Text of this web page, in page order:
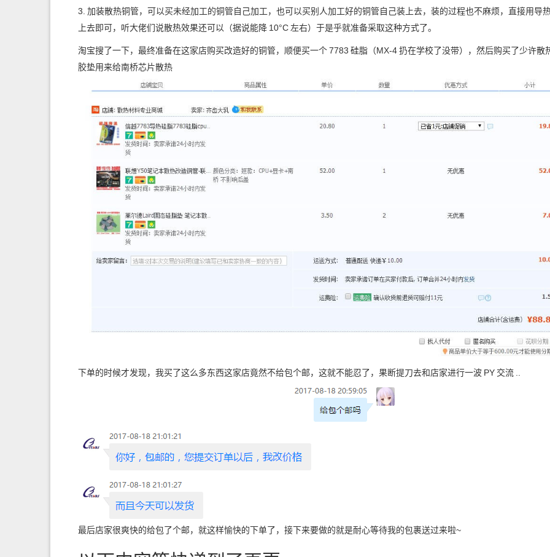
3. 加装散热铜管，可以买未经加工的铜管自己加工，也可以买别人加工好的铜管自己装上去，装的过程也不麻烦，直接用导
上去即可，听大佬们说散热效果还可以（据说能降 10°C 左右）于是乎就准备采取这种方式了。
淘宝搜了一下，最终准备在这家店购买改造好的铜管，顺便买一个7783 硅脂（MX-4扔在学校了没带），然后购买了少许散
胶垫用来给南桥芯片散热
下单的时候才发现，我买了这么多东西这家店竟然不给包个邮，这就不能忍了，果断提刀去和店家进行一波 PY 交流
最后店家很爽快的给包了个邮，就这样愉快的下单了，接下来要做的就是耐心等待我的包裹送过来啦~